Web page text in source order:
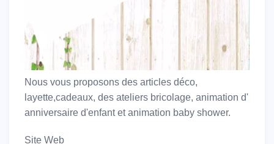
Nous vous proposons des articles déco,
layette,cadeaux, des ateliers bricolage, animation d'
anniversaire d'enfant et animation baby shower.
Site Web